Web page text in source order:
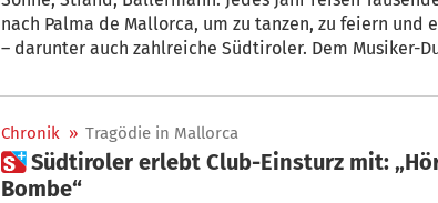
nach Palma de Mallorca, um zu tanzen, zu feiern und
– darunter auch zahlreiche Südtiroler. Dem Musiker-
des bekannten „Bierkönig“ in Palma auftreten – und
nach Mallorca.
Chronik » Tragödie in Mallorca
 Südtiroler erlebt Club-Einsturz mit: „Hörte sich an wie eine
Bombe“